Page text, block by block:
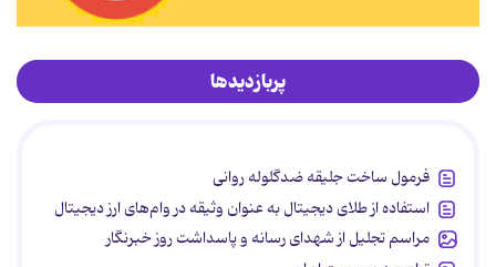
پربازدیدها
فرمول ساخت جلیقه ضدگلوله روانی
استفاده از طلای دیجیتال به عنوان وثیقه در وام‌های ارز دیجیتال
مراسم تجلیل از شهدای رسانه و پاسداشت روز خبرنگار